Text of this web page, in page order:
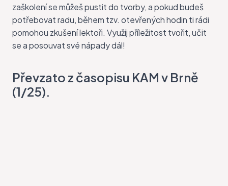
zaškolení se můžeš pustit do tvorby, a pokud budeš
potřebovat radu, během tzv. otevřených hodin ti rádi
pomohou zkušení lektoři. Využij příležitost tvořit, učit
se a posouvat své nápady dál!
Převzato z časopisu KAM v Brně
(1/25).